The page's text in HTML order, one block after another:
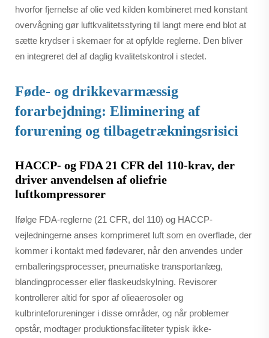
hvorfor fjernelse af olie ved kilden kombineret med konstant
overvågning gør luftkvalitetsstyring til langt mere end blot at
sætte krydser i skemaer for at opfylde reglerne. Den bliver
en integreret del af daglig kvalitetskontrol i stedet.
Føde- og drikkevarmæssig
forarbejdning: Eliminering af
forurening og tilbagetrækningsrisici
HACCP- og FDA 21 CFR del 110-krav, der
driver anvendelsen af oliefrie
luftkompressorer
Ifølge FDA-reglerne (21 CFR, del 110) og HACCP-
vejledningerne anses komprimeret luft som en overflade, der
kommer i kontakt med fødevarer, når den anvendes under
emballeringsprocesser, pneumatiske transportanlæg,
blandingprocesser eller flaskeudskylning. Revisorer
kontrollerer altid for spor af olieaerosoler og
kulbrinteforureninger i disse områder, og når problemer
opstår, modtager produktionsfaciliteter typisk ikke-